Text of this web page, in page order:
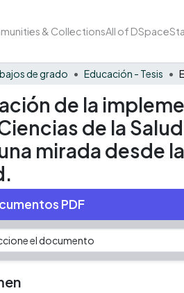
& CollectionsAll of DSpace
de grado Educación - Tesis
de la
de la
mirada desde
PDF